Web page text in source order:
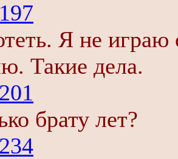
Я не
Такие дела.
брату лет?